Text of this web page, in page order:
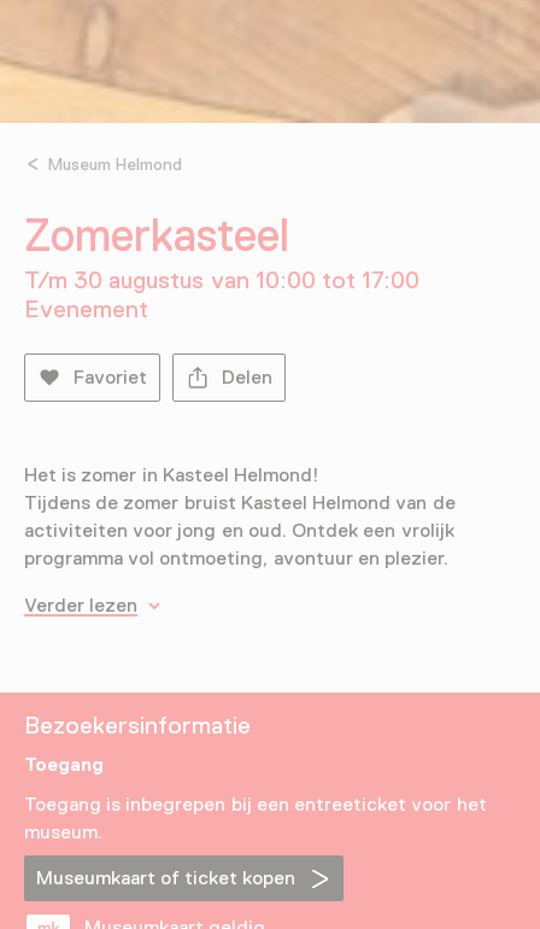
Museum Helmond
Zomerkasteel
T/m 30 augustus van 10:00 tot 17:00
Evenement
Favoriet Delen
Het is zomer in Kasteel Helmond!
Tijdens de zomer bruist Kasteel Helmond van de
activiteiten voor jong en oud. Ontdek een vrolijk
programma vol ontmoeting, avontuur en plezier.
Verder lezen
Bezoekersinformatie
Toegang
Toegang is inbegrepen bij een entreeticket voor het
museum.
Museumkaart of ticket kopen